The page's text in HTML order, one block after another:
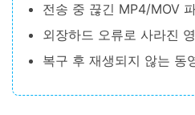
전송 중 끊긴 MP4/MOV
외장하드 오류로 사라진
복구 후 재생되지 않는 동